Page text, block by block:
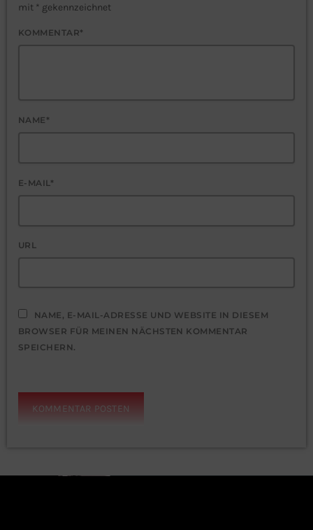
mit * gekennzeichnet
KOMMENTAR*
NAME*
E-MAIL*
URL
NAME, E-MAIL-ADRESSE UND WEBSITE IN DIESEM
BROWSER FÜR MEINEN NÄCHSTEN KOMMENTAR
SPEICHERN.